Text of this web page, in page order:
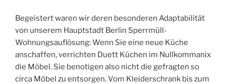
Begeistert waren wir deren besonderen Adaptabilität
von unserem Hauptstadt Berlin Sperrmüll-
Wohnungsauflösung: Wenn Sie eine neue Küche
anschaffen, verrichten Duett Küchen im Nullkommanix
die Möbel. Sie benotigen also nicht die gefragten so
circa Möbel zu entsorgen. Vom Kleiderschrank bis zum